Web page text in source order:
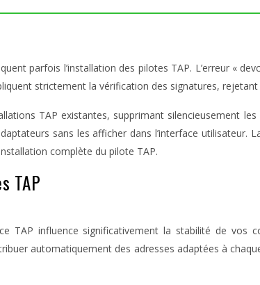
parfois l’installation des pilotes TAP. L’erreur «
strictement la vérification des signatures,
TAP existantes, supprimant silencieusement
sans les afficher dans l’interface
complète du pilote TAP.
TAP
TAP influence significativement la stabilité de vos
automatiquement des adresses adaptées à